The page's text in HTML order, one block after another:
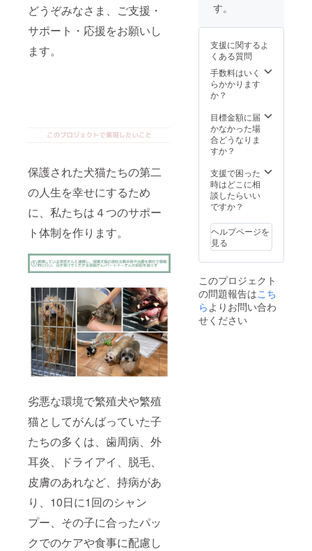
どうぞみなさま、ご支援・
サポート・応援をお願いし
ます。
保護された犬猫たちの第二
の人生を幸せにするため
に、私たちは４つのサポー
ト体制を作ります。
劣悪な環境で繁殖犬や繁殖
猫としてがんばっていた子
たちの多くは、歯周病、外
耳炎、ドライアイ、脱毛、
皮膚のあれなど、持病があ
り、10日に1回のシャン
プー、その子に合ったパッ
クでのケアや食事に配慮し
可）
保険ア
ドバイ
ザー
が、
ペット
す上で
日常的
に困っ
たこと
につい
て知り
たいこ
とにつ
答えし
ます。
Webを
利用し
相談も
可能で
す。
※2021
年8月～
入くだ
（ご希
望され
ない場
合は、
控えさ
ただき
ますの
で、そ
の旨を
せくだ
さいま
せ。）
・
E店内4
時間貸
切権利
付与
スタ映
えする
写真撮
り放
題、ト
切権利
ンスタ
映えす
る写真
撮り放
題、社
のワン
ちゃん
と一緒
にご来
だけれ
ばトリ
ミング
も可
びっき
りのか
わいい
空間で
しいた
だけま
す） ※
場所：
BIBICH
す。
支援に関するよ
くある質問
手数料はいく
らかかります
か？
目標金額に届
かなかった場
合どうなりま
すか？
支援で困った
時はどこに相
談したらいい
ですか？
ヘルプページを
見る
このプロジェクト
の問題報告はこち
らよりお問い合わ
せください